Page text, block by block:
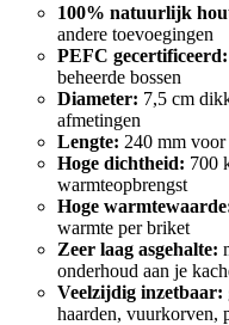
100% natuurlijk
andere toevoegingen
PEFC gecertificeerd:
beheerde bossen
Diameter: 7,5 cm
afmetingen
Lengte: 240 mm
Hoge dichtheid: 700
warmteopbrengst
Hoge
warmte per briket
Zeer laag asgehalte:
onderhoud aan je
Veelzijdig inzetbaar:
haarden, vuurkorven,